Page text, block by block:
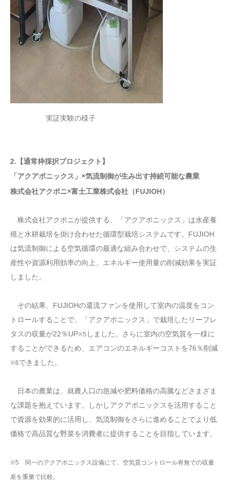
実証実験の様子
2.【通常枠採択プロジェクト】
「アクアポニックス」×気流制御が生み出す持続可能な農業
株式会社アクポニ×富士工業株式会社（FUJIOH）
株式会社アクポニが提供する、「アクアポニックス」は水産養
殖と水耕栽培を掛け合わせた循環型栽培システムです。FUJIOH
は気流制御による空気循環の最適な組み合わせで、システムの生
産性や資源利用効率の向上、エネルギー使用量の削減効果を実証
しました。
その結果、FUJIOHの還流ファンを使用して室内の温度をコン
トロールすることで、「アクアポニックス」で栽培したリーフレ
タスの収量が22％UP※5 しました。さらに室内の空気質を一様に
することができるため、エアコンのエネルギーコストを76％削減
※6できました。
日本の農業は、就農人口の急減や肥料価格の高騰などさまざま
な課題を抱えています。しかしアクアポニックスを活用すること
で資源を効果的に活用し、気流制御をさらに進めることでより低
価格で高品質な野菜を消費者に提供することを目指しています。
※5 同一のアクアポニックス設備にて、空気質コントロール有無での収量
差を重量で比較。